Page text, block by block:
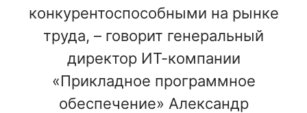
конкурентоспособными на рынке
труда, – говорит генеральный
директор ИТ-компании
«Прикладное программное
обеспечение» Александр